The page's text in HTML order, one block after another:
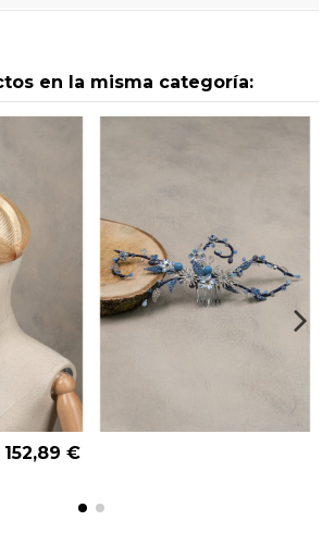
en la misma categoría:
REF.: 000090
152,89 €